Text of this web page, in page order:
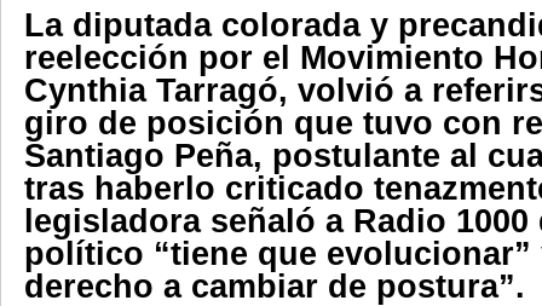
La diputada colorada y
reelección por el Movimiento
Cynthia Tarragó, volvió a
giro de posición que tuvo con
Santiago Peña, postulante al
tras haberlo criticado
legisladora señaló a Radio 1000
político “tiene que evolucionar”
derecho a cambiar de postura”.